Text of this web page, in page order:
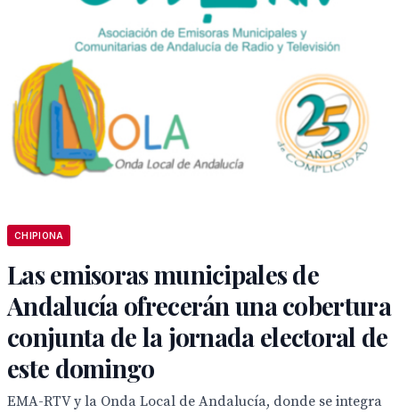
CHIPIONA
Las emisoras municipales de
Andalucía ofrecerán una cobertura
conjunta de la jornada electoral de
este domingo
EMA-RTV y la Onda Local de Andalucía, donde se integra